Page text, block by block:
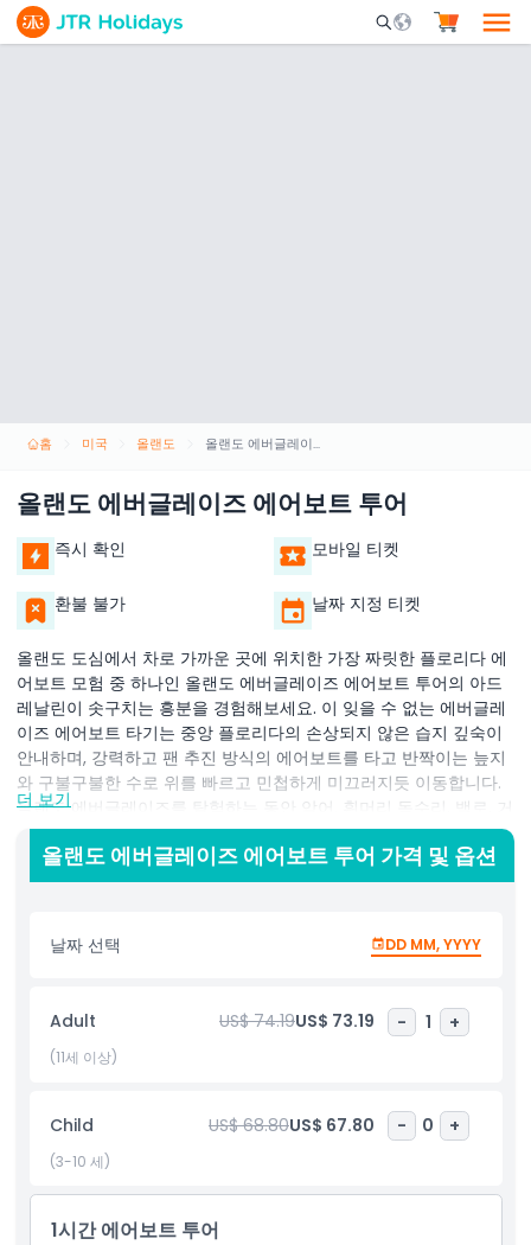
Mobile Search
홈 미국 올랜도 올랜도 에버글레이즈 에어보트 투어
올랜도 에버글레이즈 에어보트 투어
즉시 확인 모바일 티켓
환불 불가 날짜 지정 티켓
올랜도 도심에서 차로 가까운 곳에 위치한 가장 짜릿한 플로리다 에
어보트 모험 중 하나인 올랜도 에버글레이즈 에어보트 투어의 아드
레날린이 솟구치는 흥분을 경험해보세요. 이 잊을 수 없는 에버글레
이즈 에어보트 타기는 중앙 플로리다의 손상되지 않은 습지 깊숙이
안내하며, 강력하고 팬 추진 방식의 에어보트를 타고 반짝이는 늪지
와 구불구불한 수로 위를 빠르고 민첩하게 미끄러지듯 이동합니다.
올랜도 에버글레이즈를 탐험하는 동안 악어, 흰머리 독수리, 백로, 거
북이, 그리고 희귀한 플로리다 팬서와 같은 상징적인 플로리다 야생
동물들을 주의 깊게 관찰하세요. 경력 있는 현지 가이드가 이끄는 각
투어는 이 지역의 독특한 생태계, 생물 다양성, 보존 노력에 대한 흥
이 됩니다. 톱니풀 초원과 숨겨진 사이프러스 늪을 질주하며 최고 에
버글레이즈 순간을 포착하는 촬영 팁과 재미있는 사실들도 배울 수
랜도 자연 투어는 모든 연령대에 교육과 흥분을 결합합니다. 호텔 픽
업 옵션, 유연한 오전 및 오후 출발 시간, 디즈니와 유니버설 같은 올
랜도 최고의 명소 근접성으로 이 에어보트 투어는 플로리다 여행 일
로리다 야생과 더 깊은 연결 고리를 원한다면, 올랜도에서 출발하는
이 에버글레이즈 에어보트 투어가 스릴과 자연의 완벽한 조화를 제
공합니다. 오늘 올랜도 에어보트 투어를 예약하고 중앙 플로리다에
더 보기
올랜도 에버글레이즈 에어보트 투어 가격 및 옵션
날짜 선택 DD MM, YYYY
Adult US$ 74.19US$ 73.19 - 1 +
(11세 이상)
Child US$ 68.80US$ 67.80 - 0 +
(3-10 세)
1시간 에어보트 투어